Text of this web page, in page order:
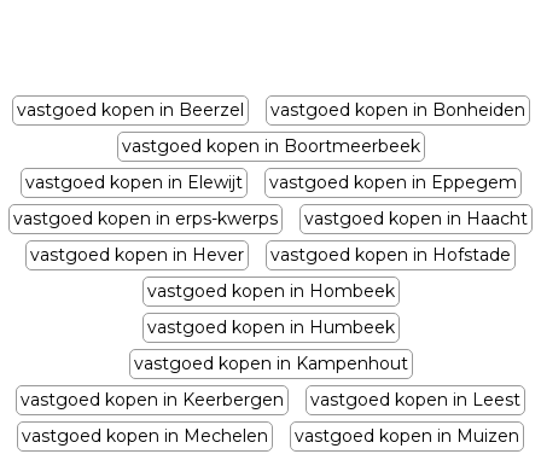
vastgoed kopen in Beerzel
vastgoed kopen in Bonheiden
vastgoed kopen in Boortmeerbeek
vastgoed kopen in Elewijt
vastgoed kopen in Eppegem
vastgoed kopen in erps-kwerps
vastgoed kopen in Haacht
vastgoed kopen in Hever
vastgoed kopen in Hofstade
vastgoed kopen in Hombeek
vastgoed kopen in Humbeek
vastgoed kopen in Kampenhout
vastgoed kopen in Keerbergen
vastgoed kopen in Leest
vastgoed kopen in Mechelen
vastgoed kopen in Muizen